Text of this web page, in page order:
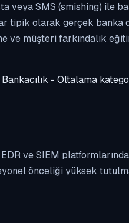
veya SMS (smishing) ile
tipik olarak gerçek banka
ve müşteri farkındalık
Bankacılık - Oltalama
ve SIEM
önceliği yüksek